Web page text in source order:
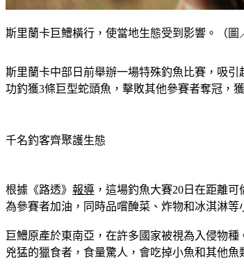
斯里蘭卡巨鱧橫行，使當地生態受到影響。（圖
斯里蘭卡中部日前舉辦一場特殊釣魚比賽，吸引
功釣獲3條巨型蛇頭魚，擊敗其他參賽者奪冠，
千名釣客齊聚護生態
根據《路透》 報導 ，這場釣魚大賽20日在距離
為參賽者加油，同時品嚐醃菜、炸物和冰淇淋
巨鱧原產於東南亞，在許多國家被視為入侵物
兇猛的獵食者，食量驚人，會吃掉小魚和其他